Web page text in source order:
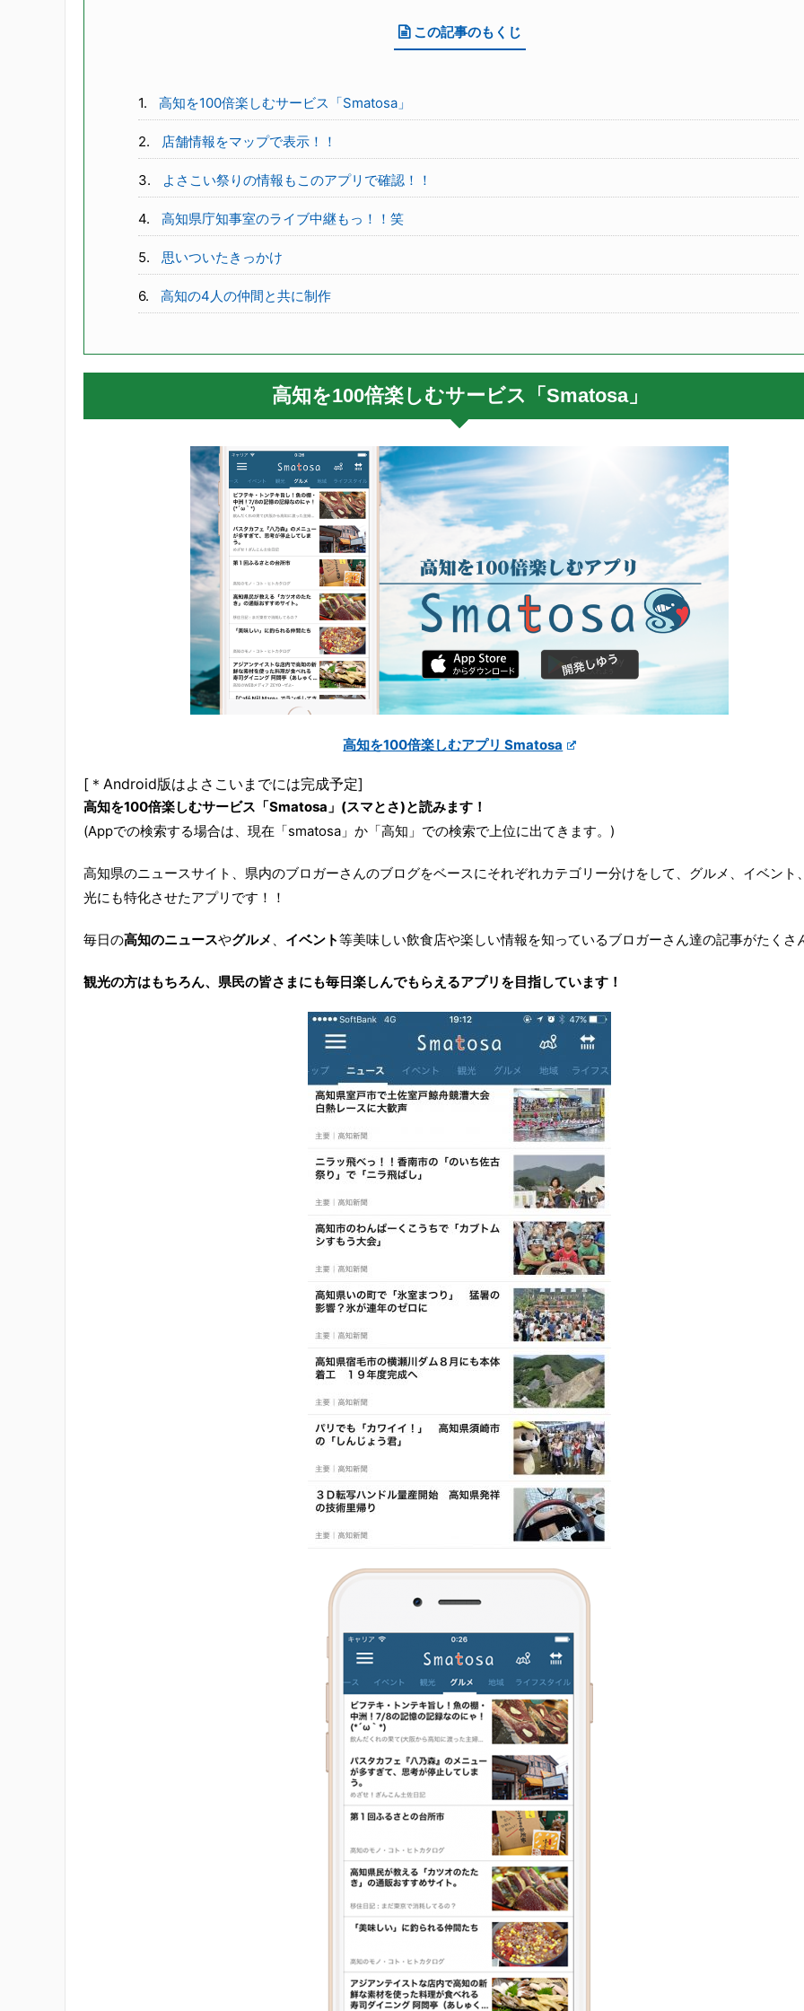
この記事のもくじ
高知を100倍楽しむサービス「Smatosa」
店舗情報をマップで表示！！
よさこい祭りの情報もこのアプリで確認！！
高知県庁知事室のライブ中継もっ！！笑
思いついたきっかけ
高知の4人の仲間と共に制作
高知を100倍楽しむサービス「Smatosa」
高知を100倍楽しむアプリ Smatosa
[＊Android版はよさこいまでには完成予定]
高知を100倍楽しむサービス「Smatosa」(スマとさ)と読みます！
(Appでの検索する場合は、現在「smatosa」か「高知」での検索で上位に出てきます。)
高知県のニュースサイト、県内のブロガーさんのブログをベースにそれぞれカテゴリー分けをして、グルメ、イベント
光にも特化させたアプリです！！
毎日の高知のニュースやグルメ 、 イベント等美味しい飲食店や楽しい情報を知っているブロガーさん達の記事がたくさ
観光の方はもちろん、県民の皆さまにも毎日楽しんでもらえるアプリを目指しています！